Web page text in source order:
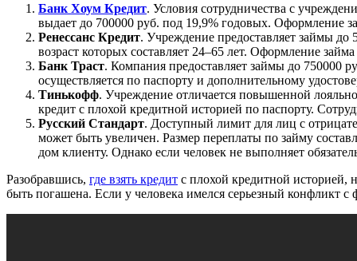
Банк Хоум Кредит. Условия сотрудничества с
выдает до 700000 руб. под 19,9% годовых. Оформление
Ренессанс Кредит. Учреждение предоставляет займы
возраст которых составляет 24–65 лет. Оформление
Банк Траст. Компания предоставляет займы до 750000
осуществляется по паспорту и дополнительному
Тинькофф. Учреждение отличается повышенной
кредит с плохой кредитной историей по паспорту.
Русский Стандарт. Доступный лимит для лиц с
может быть увеличен. Размер переплаты по займу
дом клиенту. Однако если человек не выполняет
Разобравшись, где взять кредит с плохой кредитной историей,
быть погашена. Если у человека имелся серьезный конфликт